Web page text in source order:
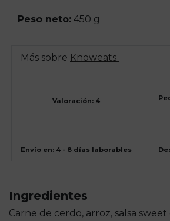
Peso neto: 450 g
Más sobre Knoweats
Valoración: 4
Envío en: 4 - 8 días laborables
Ingredientes
Carne de cerdo, arroz, salsa